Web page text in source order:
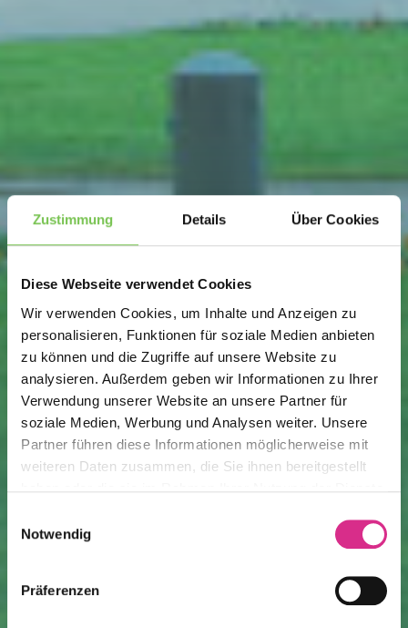
Zustimmung Details Über Cookies
Diese Webseite verwendet Cookies
Wir verwenden Cookies, um Inhalte und Anzeigen zu
personalisieren, Funktionen für soziale Medien anbieten
zu können und die Zugriffe auf unsere Website zu
analysieren. Außerdem geben wir Informationen zu Ihrer
Verwendung unserer Website an unsere Partner für
soziale Medien, Werbung und Analysen weiter. Unsere
Partner führen diese Informationen möglicherweise mit
weiteren Daten zusammen, die Sie ihnen bereitgestellt
Notwendig
Präferenzen